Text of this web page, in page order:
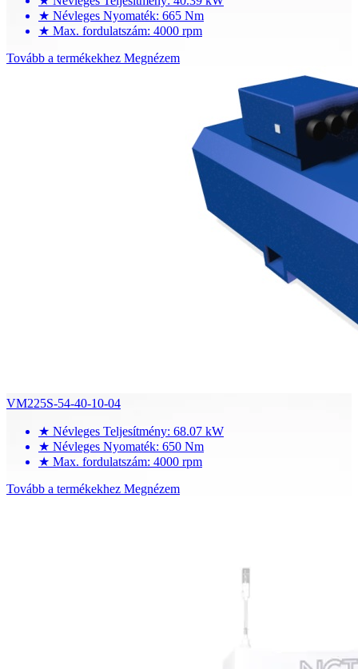
★ Névleges Nyomaték: 665 Nm
★ Max. fordulatszám: 4000 rpm
Tovább a termékekhez Megnézem
VM225S-54-40-10-04
★ Névleges Teljesítmény: 68.07 kW
★ Névleges Nyomaték: 650 Nm
★ Max. fordulatszám: 4000 rpm
Tovább a termékekhez Megnézem